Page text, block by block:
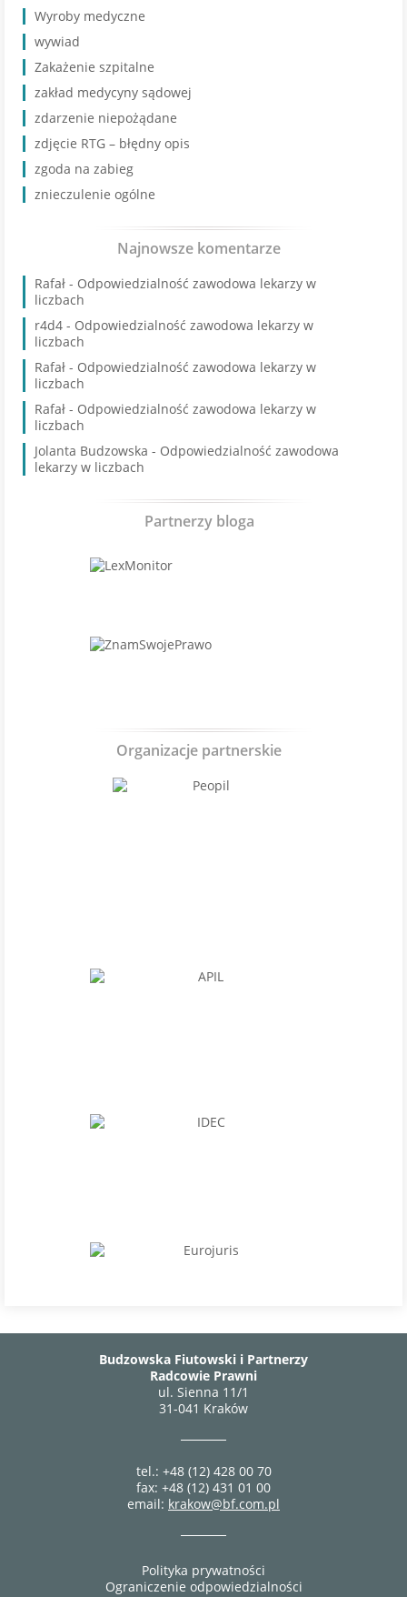
Wyroby medyczne
wywiad
Zakażenie szpitalne
zakład medycyny sądowej
zdarzenie niepożądane
zdjęcie RTG – błędny opis
zgoda na zabieg
znieczulenie ogólne
Najnowsze komentarze
Rafał - Odpowiedzialność zawodowa lekarzy w
liczbach
r4d4 - Odpowiedzialność zawodowa lekarzy w
liczbach
Rafał - Odpowiedzialność zawodowa lekarzy w
liczbach
Rafał - Odpowiedzialność zawodowa lekarzy w
liczbach
Jolanta Budzowska - Odpowiedzialność zawodowa
lekarzy w liczbach
Partnerzy bloga
Organizacje partnerskie
Budzowska Fiutowski i Partnerzy
Radcowie Prawni
ul. Sienna 11/1
31-041 Kraków
tel.: +48 (12) 428 00 70
fax: +48 (12) 431 01 00
email: krakow@bf.com.pl
Polityka prywatności
Ograniczenie odpowiedzialności